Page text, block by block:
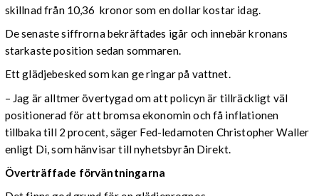
skillnad från 10,36 kronor som en dollar kostar idag.
De senaste siffrorna bekräftades igår och innebär kronans
starkaste position sedan sommaren.
Ett glädjebesked som kan ge ringar på vattnet.
– Jag är alltmer övertygad om att policyn är tillräckligt väl
positionerad för att bromsa ekonomin och få inflationen
tillbaka till 2 procent, säger Fed-ledamoten Christopher Waller
enligt Di, som hänvisar till nyhetsbyrån Direkt.
Överträffade förväntningarna